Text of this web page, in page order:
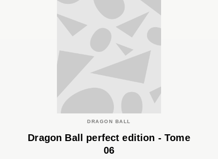
DRAGON BALL
Dragon Ball perfect edition - Tome
06